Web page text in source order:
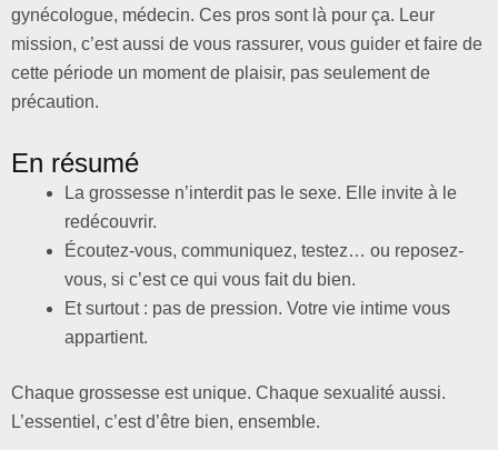
gynécologue, médecin. Ces pros sont là pour ça. Leur
mission, c’est aussi de vous rassurer, vous guider et faire de
cette période un moment de plaisir, pas seulement de
précaution.
En résumé
La grossesse n’interdit pas le sexe. Elle invite à le
redécouvrir.
Écoutez-vous, communiquez, testez… ou reposez-
vous, si c’est ce qui vous fait du bien.
Et surtout : pas de pression. Votre vie intime vous
appartient.
Chaque grossesse est unique. Chaque sexualité aussi.
L’essentiel, c’est d’être bien, ensemble.